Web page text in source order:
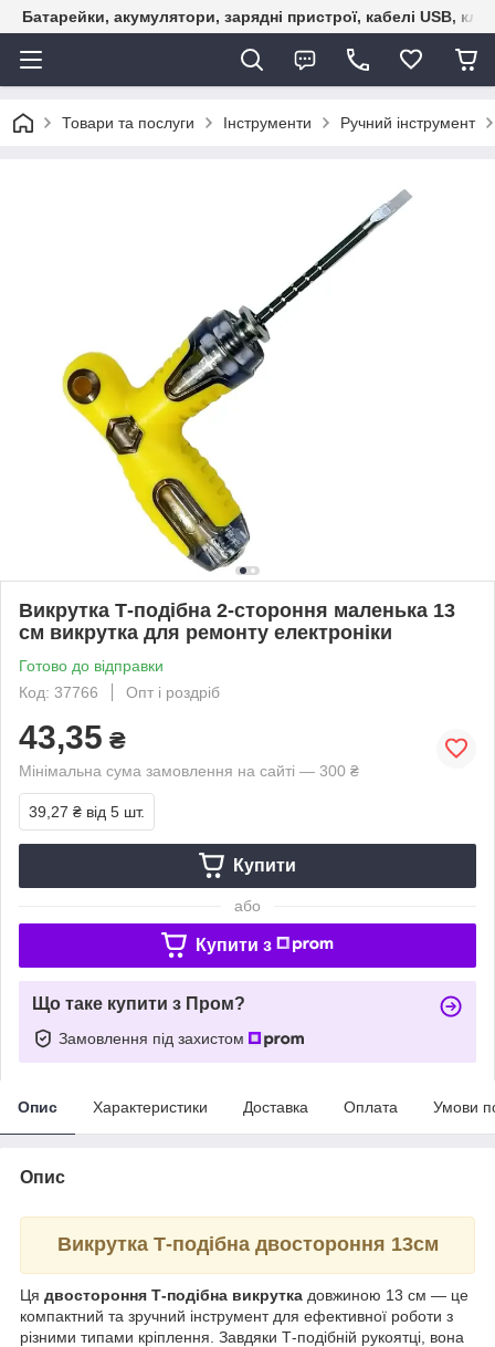
Батарейки, акумулятори, зарядні пристрої, кабелі USB,
Товари та послуги Інструменти Ручний інструмент
Викрутка Т-подібна 2-стороння маленька 13
см викрутка для ремонту електроніки
Готово до відправки
Код: 37766
Опт і роздріб
43,35 ₴
Мінімальна сума замовлення на сайті — 300 ₴
39,27 ₴ від 5 шт.
Купити
або
Купити з
Що таке купити з Пром?
Замовлення під захистом
Опис Характеристики Доставка Оплата Умови
Опис
Викрутка Т-подібна двостороння 13см
Ця двостороння Т-подібна викрутка довжиною 13 см — це
компактний та зручний інструмент для ефективної роботи з
різними типами кріплення. Завдяки Т-подібній рукоятці, вона